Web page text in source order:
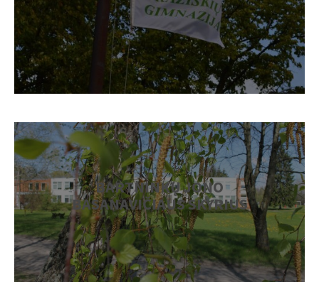
BARTNINKŲ JONO
BASANAVIČIAUS SKYRIUS